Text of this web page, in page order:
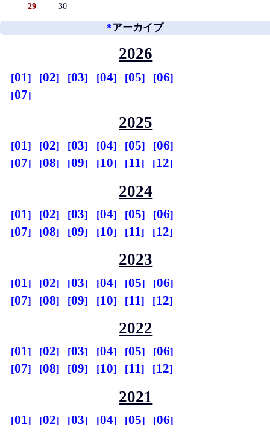
29 30
*アーカイブ
2026
01 02 03 04 05
06
07
2025
01 02 03 04 05
06
07
08 09 10 11 12
2024
01 02 03 04 05
06
07
08 09 10 11 12
2023
01 02 03 04 05
06
07
08 09 10 11 12
2022
01 02 03 04 05
06
07
08 09 10 11 12
2021
01 02 03 04 05
06